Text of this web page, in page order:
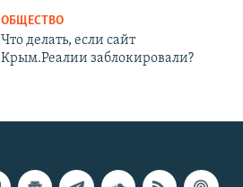
ОБЩЕСТВО
Что делать, если сайт
Крым.Реалии заблокировали?